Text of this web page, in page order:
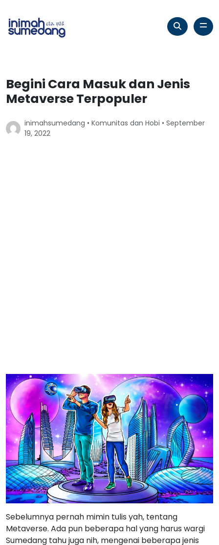
Begini Cara Masuk dan Jenis
Metaverse Terpopuler
inimahsumedang • Komunitas dan Hobi • September
19, 2022
Sebelumnya pernah mimin tulis yah, tentang
Metaverse. Ada pun beberapa hal yang harus wargi
Sumedang tahu juga nih, mengenai beberapa jenis